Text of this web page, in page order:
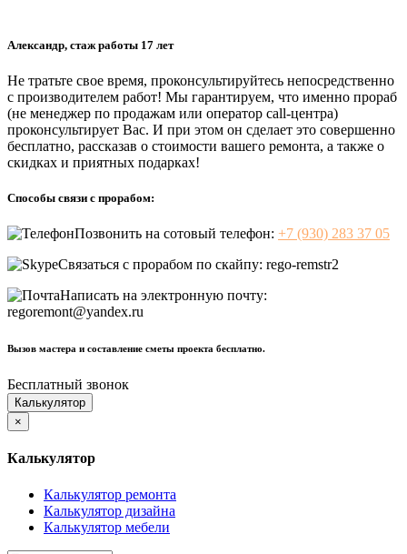
Александр, стаж работы 17 лет
Не тратьте свое время, проконсультируйтесь непосредственно
с производителем работ! Мы гарантируем, что именно прораб
(не менеджер по продажам или оператор call-центра)
проконсультирует Вас. И при этом он сделает это совершенно
бесплатно, рассказав о стоимости вашего ремонта, а также о
скидках и приятных подарках!
Способы связи с прорабом:
Позвонить на сотовый телефон: +7 (930) 283 37 05
Связаться с прорабом по скайпу: rego-remstr2
Написать на электронную почту:
regoremont@yandex.ru
Вызов мастера и составление сметы проекта бесплатно.
Бесплатный звонок
Калькулятор
×
Калькулятор
Калькулятор ремонта
Калькулятор дизайна
Калькулятор мебели